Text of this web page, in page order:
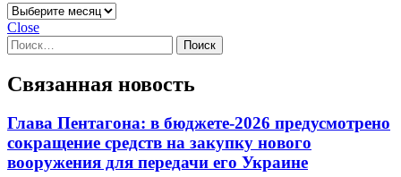
Архивы
Close
Найти:
Связанная новость
Глава Пентагона: в бюджете-2026 предусмотрено
сокращение средств на закупку нового
вооружения для передачи его Украине